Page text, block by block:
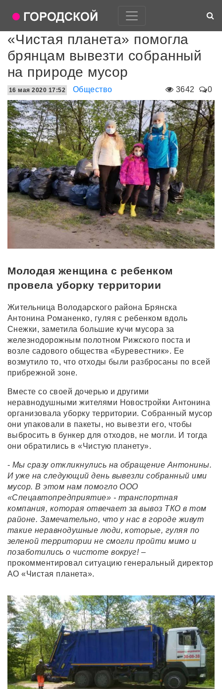
«Чистая планета» помогла
брянцам вывезти собранный
на природе мусор
3642 0
16 мая 2020 17:52 Общество
Молодая женщина с ребенком
провела уборку территории
Жительница Володарского района Брянска
Антонина Романенко, гуляя с ребенком вдоль
Снежки, заметила большие кучи мусора за
железнодорожным полотном Рижского поста и
возле садового общества «Буревестник». Ее
возмутило то, что отходы были разбросаны по всей
прибрежной зоне.
Вместе со своей дочерью и другими
неравнодушными жителями Новостройки Антонина
организовала уборку территории. Собранный мусор
они упаковали в пакеты, но вывезти его, чтобы
выбросить в бункер для отходов, не могли. И тогда
они обратились в «Чистую планету».
- Мы сразу откликнулись на обращение Антонины.
И уже на следующий день вывезли собранный ими
мусор. В этом нам помогло ООО
«Спецавтопредприятие» - транспортная
компания, которая отвечает за вывоз ТКО в том
районе. Замечательно, что у нас в городе живут
такие неравнодушные люди, которые, гуляя по
зеленой территории не смогли пройти мимо и
позаботились о чистоте вокруг!–
прокомментировал ситуацию генеральный директор
АО «Чистая планета».